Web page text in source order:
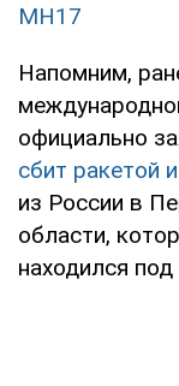
MH17
Напомним,
официально
сбит ракетой
из России в
области,
находился